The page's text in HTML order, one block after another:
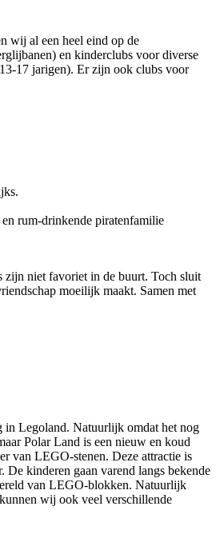
wij al een heel eind op de
en kinderclubs voor diverse
17 jarigen). Er zijn ook clubs voor
rum-drinkende piratenfamilie
zijn niet favoriet in de buurt. Toch sluit
moeilijk maakt. Samen met
in Legoland. Natuurlijk omdat het nog
Polar Land is een nieuw en koud
van LEGO-stenen. Deze attractie is
De kinderen gaan varend langs bekende
van LEGO-blokken. Natuurlijk
wij ook veel verschillende